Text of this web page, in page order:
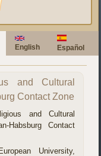
Español
English
and Cultural
Contact Zone
and Cultural
Habsburg Contact
University,